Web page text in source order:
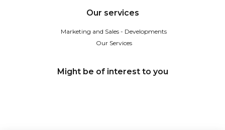
Our services
Marketing and Sales - Developments
Our Services
Might be of interest to you